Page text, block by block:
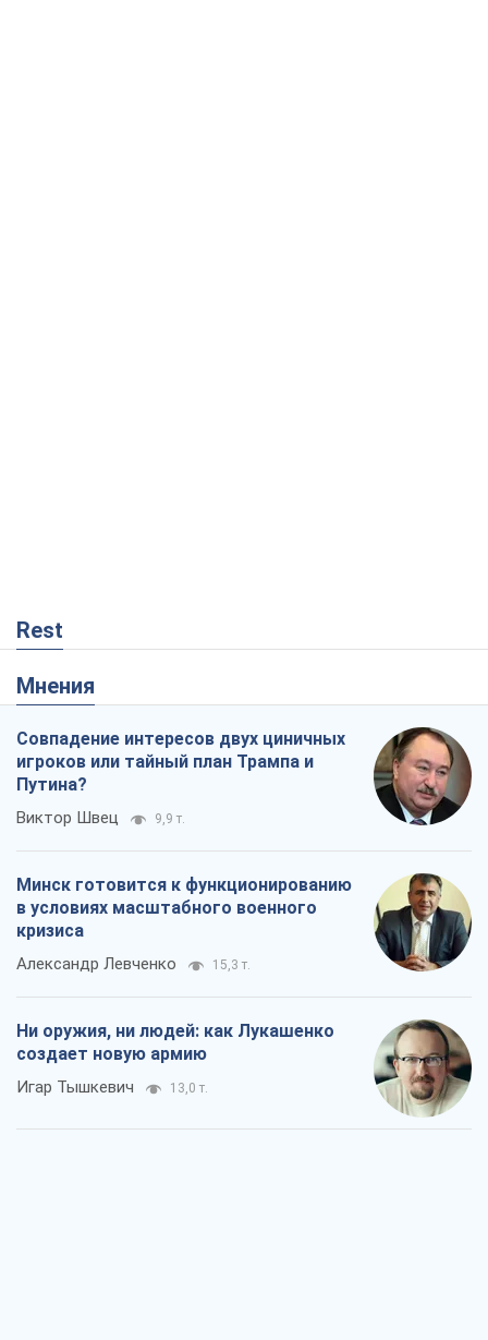
Rest
Мнения
Совпадение интересов двух циничных
игроков или тайный план Трампа и
Путина?
Виктор Швец 9,9 т.
Минск готовится к функционированию
в условиях масштабного военного
кризиса
Александр Левченко 15,3 т.
Ни оружия, ни людей: как Лукашенко
создает новую армию
Игар Тышкевич 13,0 т.